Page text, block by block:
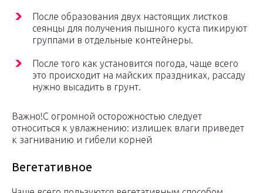
После образования двух настоящих листков
сеянцы для получения пышного куста пикируют
группами в отдельные контейнеры.
После того как установится погода, чаще всего
это происходит на майских праздниках, рассаду
нужно высадить в грунт.
Важно!С огромной осторожностью следует
относиться к увлажнению: излишек влаги приведет
к загниванию и гибели корней
Вегетативное